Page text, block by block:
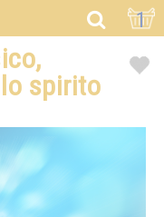
1
spirito